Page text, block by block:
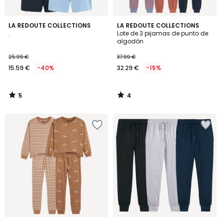
LA REDOUTE COLLECTIONS
.
25.99 €
15.59 € -40%
5
5
/
LA REDOUTE COLLECTIONS
Lote de 3 pijamas de punto de
algodón
37.99 €
32.29 € -15%
4
/
5
4
/